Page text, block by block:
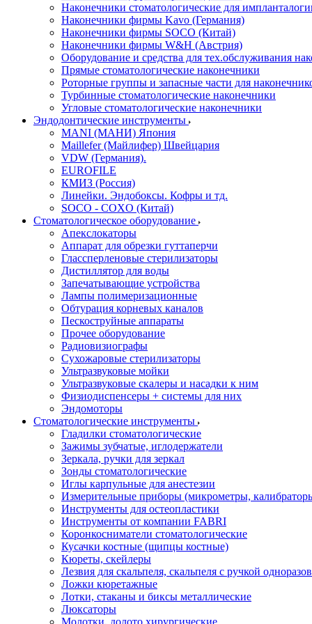
Наконечники стоматологические для
Наконечники фирмы Kavo (Германия)
Наконечники фирмы SOCO (Китай)
Наконечники фирмы W&H (Австрия)
Оборудование и средства для тех.обслуживания
Прямые стоматологические наконечники
Роторные группы и запасные части для
Турбинные стоматологические наконечники
Угловые стоматологические наконечники
Эндодонтические инструменты
MANI (МАНИ) Япония
Maillefer (Майлифер) Швейцария
VDW (Германия).
EUROFILE
КМИЗ (Россия)
Линейки. Эндобоксы. Кофры и тд.
SOCO - COXO (Китай)
Стоматологическое оборудование
Апекслокаторы
Аппарат для обрезки гуттаперчи
Глассперленовые стерилизаторы
Дистиллятор для воды
Запечатывающие устройства
Лампы полимеризационные
Обтурация корневых каналов
Пескоструйные аппараты
Прочее оборудование
Радиовизиографы
Сухожаровые стерилизаторы
Ультразвуковые мойки
Ультразвуковые скалеры и насадки к ним
Физиодиспенсеры + системы для них
Эндомоторы
Стоматологические инструменты
Гладилки стоматологические
Зажимы зубчатые, иглодержатели
Зеркала, ручки для зеркал
Зонды стоматологические
Иглы карпульные для анестезии
Измерительные приборы (микрометры,
Инструменты для остеопластики
Инструменты от компании FABRI
Коронкосниматели стоматологические
Кусачки костные (щипцы костные)
Кюреты, скейлеры
Лезвия для скальпеля, скальпеля с ручкой
Ложки кюретажные
Лотки, стаканы и биксы металлические
Люксаторы